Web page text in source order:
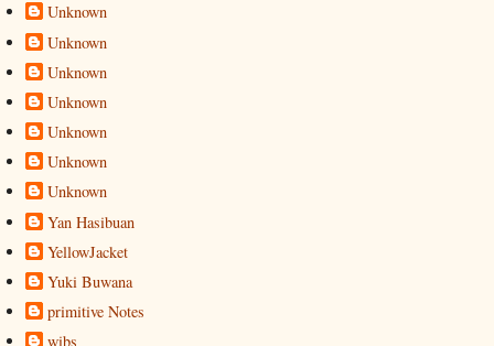
Unknown
Unknown
Unknown
Unknown
Unknown
Unknown
Unknown
Yan Hasibuan
YellowJacket
Yuki Buwana
primitive Notes
wibs